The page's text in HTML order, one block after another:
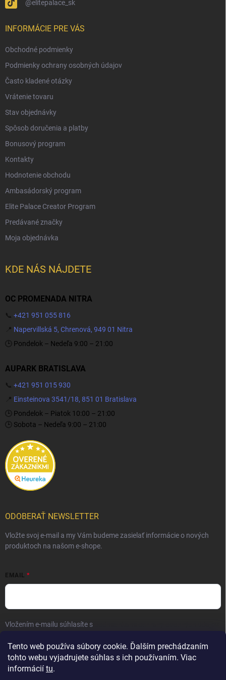
Tento web používa súbory cookie. Ďalším prechádzaním
tohto webu vyjadrujete súhlas s ich používaním. Viac
informácií tu.
@elitepalace_sk
INFORMÁCIE PRE VÁS
Obchodné podmienky
Podmienky ochrany osobných údajov
Často kladené otázky
Vrátenie tovaru
Stav objednávky
Spôsob doručenia a platby
Bonusový program
Kontakty
Hodnotenie obchodu
Ambasádorský program
Elite Palace Creator Program
Predávané značky
Moja objednávka
KDE NÁS NÁJDETE
OC PROMENADA NITRA
📞 +421 951 055 816
📍 Napervillská 5, Chrenová, 949 01 Nitra
🕒 Pondelok – Nedeľa 9:00 – 21:00
AUPARK BRATISLAVA
📞 +421 951 015 930
📍 Einsteinova 3541/18, 851 01 Bratislava
🕒 Pondelok – Piatok 10:00 – 21:00
🕒 Sobota – Nedeľa 9:00 – 21:00
ODOBERAŤ NEWSLETTER
Vložte svoj e-mail a my Vám budeme zasielať informácie o nových
produktoch na našom e-shope.
EMAIL
Vložením e-mailu súhlasíte s
Prihlásiť sa